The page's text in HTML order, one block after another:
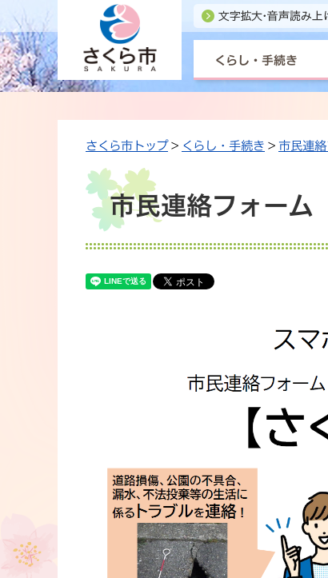
くらし・手続き
さくら市トップ> くらし・手続き > 市民連
市民連絡フォーム